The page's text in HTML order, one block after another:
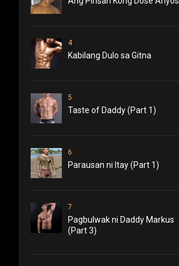
4
Kabilang Dulo sa Gitna
5
Taste of Daddy (Part 1)
6
Parausan ni Itay (Part 1)
7
Pagbulwak ni Daddy Markus
(Part 3)